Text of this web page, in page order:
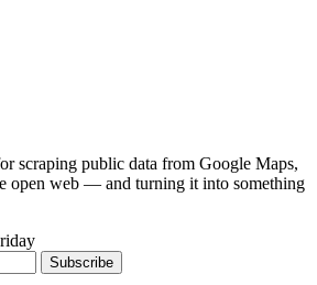
scraping public data from Google Maps,
open web — and turning it into something
Subscribe